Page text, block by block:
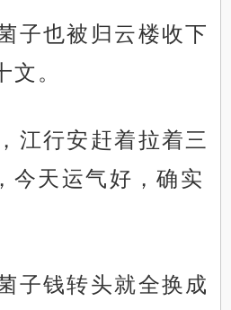
子也被归云楼收下
文。
江行安赶着拉着三
今天运气好，确实
子钱转头就全换成